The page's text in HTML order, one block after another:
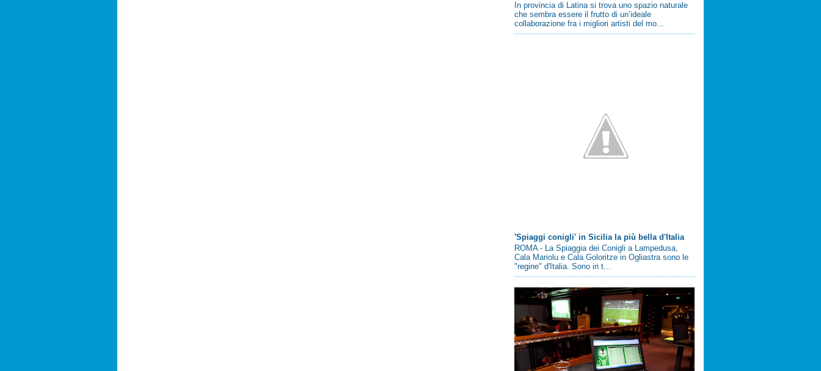
In provincia di Latina si trova uno spazio naturale
che sembra essere il frutto di un’ideale
collaborazione fra i migliori artisti del mo...
'Spiaggi conigli' in Sicilia la più bella d'Italia
ROMA - La Spiaggia dei Conigli a Lampedusa,
Cala Mariolu e Cala Goloritze in Ogliastra sono le
"regine" d'Italia. Sono in t...